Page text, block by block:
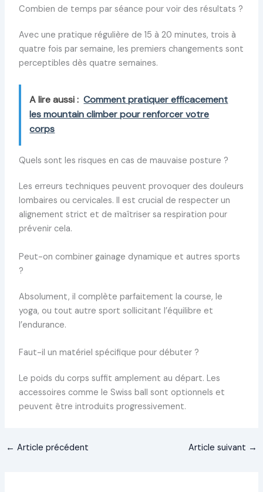
Combien de temps par séance pour voir des résultats ?
Avec une pratique régulière de 15 à 20 minutes, trois à
quatre fois par semaine, les premiers changements sont
perceptibles dès quatre semaines.
A lire aussi : Comment pratiquer efficacement
les mountain climber pour renforcer votre
corps
Quels sont les risques en cas de mauvaise posture ?
Les erreurs techniques peuvent provoquer des douleurs
lombaires ou cervicales. Il est crucial de respecter un
alignement strict et de maîtriser sa respiration pour
prévenir cela.
Peut-on combiner gainage dynamique et autres sports
?
Absolument, il complète parfaitement la course, le
yoga, ou tout autre sport sollicitant l’équilibre et
l’endurance.
Faut-il un matériel spécifique pour débuter ?
Le poids du corps suffit amplement au départ. Les
accessoires comme le Swiss ball sont optionnels et
peuvent être introduits progressivement.
← Article précédent Article suivant →